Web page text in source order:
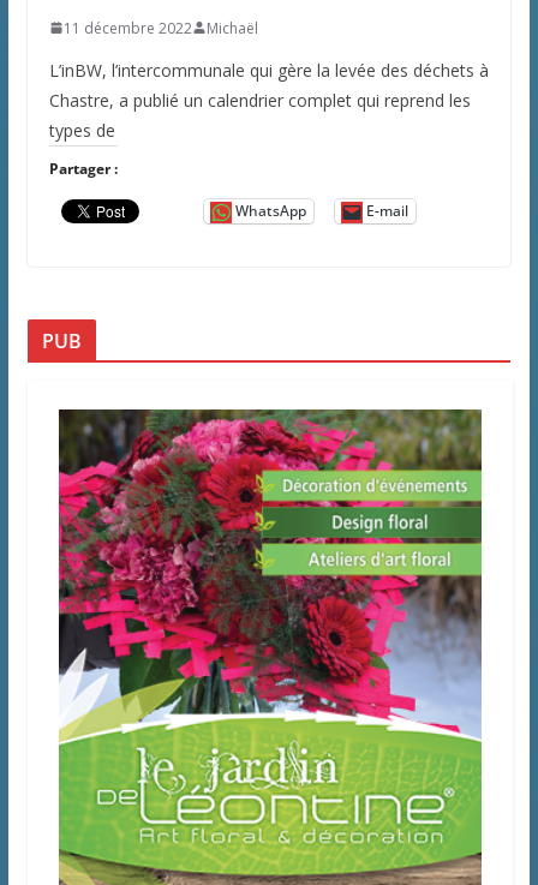
11 décembre 2022 Michaël
L’inBW, l’intercommunale qui gère la levée des déchets à
Chastre, a publié un calendrier complet qui reprend les
types de
Partager :
WhatsApp E-mail
PUB